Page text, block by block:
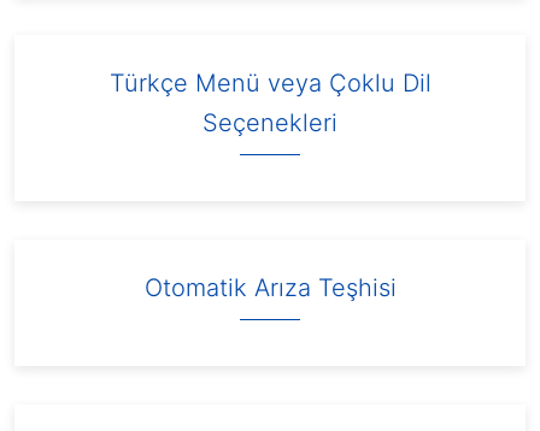
Türkçe Menü veya Çoklu Dil
Seçenekleri
Otomatik Arıza Teşhisi